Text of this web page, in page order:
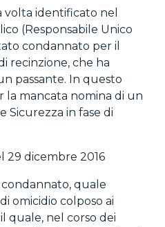
identificato nel
(Responsabile Unico
condannato per il
recinzione, che ha
passante. In questo
la mancata nomina di un
Sicurezza in fase di
29 dicembre 2016
quale
omicidio colposo ai
quale, nel corso dei